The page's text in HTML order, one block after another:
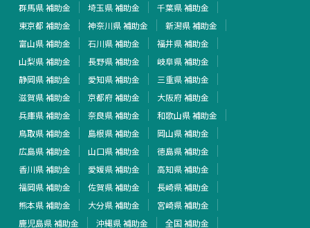
群馬県 補助金
埼玉県 補助金
千葉県 補助金
東京都 補助金
神奈川県 補助金
新潟県 補助金
富山県 補助金
石川県 補助金
福井県 補助金
山梨県 補助金
長野県 補助金
岐阜県 補助金
静岡県 補助金
愛知県 補助金
三重県 補助金
滋賀県 補助金
京都府 補助金
大阪府 補助金
兵庫県 補助金
奈良県 補助金
和歌山県 補助金
鳥取県 補助金
島根県 補助金
岡山県 補助金
広島県 補助金
山口県 補助金
徳島県 補助金
香川県 補助金
愛媛県 補助金
高知県 補助金
福岡県 補助金
佐賀県 補助金
長崎県 補助金
熊本県 補助金
大分県 補助金
宮崎県 補助金
鹿児島県 補助金
沖縄県 補助金
全国 補助金